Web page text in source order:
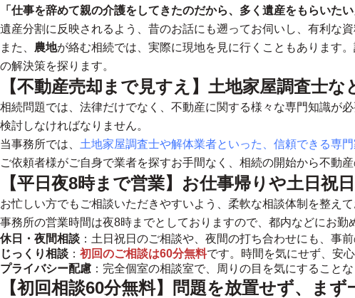
「仕事を辞めて親の介護をしてきたのだから、多く遺産をもらいたい
遺産分割に反映されるよう、昔のお話にも遡ってお伺いし、有利な
また、 農地が絡む相続では、実際に現地を見に行くこともあります
の解決策を探ります。
【不動産売却まで見すえ】土地家屋調査士
相続問題では、法律だけでなく、不動産に関する様々な専門知識が
検討しなければなりません。
当事務所では、 土地家屋調査士や解体業者といった、信頼できる専
ご依頼者様がご自身で業者を探すお手間なく、 相続の開始から不動
【平日夜8時まで営業】お仕事帰りや土日祝
お忙しい方でもご相談いただきやすいよう、柔軟な相談体制を整えて
事務所の営業時間は夜8時までとしておりますので、都内などにお勤
休日・夜間相談 ：土日祝日のご相談や、夜間の打ち合わせにも、事
じっくり相談 ： 初回のご相談は60分無料です。時間を気にせず、安
プライバシー配慮 ：完全個室の相談室で、周りの目を気にすること
【初回相談60分無料】問題を放置せず、ま